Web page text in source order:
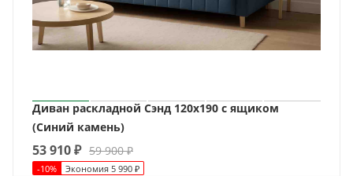
Диван раскладной Сэнд 120х190 с ящиком
(Синий камень)
53 910₽ 59 900₽
-10% Экономия 5 990 ₽